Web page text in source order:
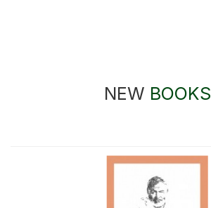
NEW BOOKS